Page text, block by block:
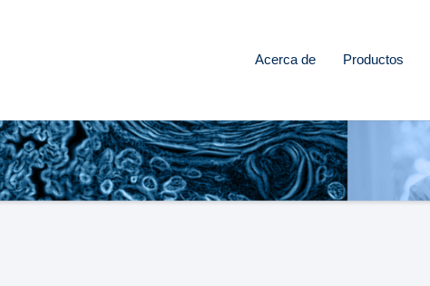
Acerca de Productos